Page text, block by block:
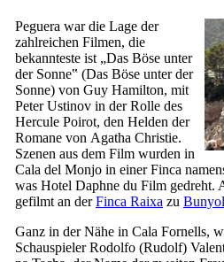
Peguera war die Lage der
zahlreichen Filmen, die
bekannteste ist „Das Böse unter
der Sonne‟ (Das Böse unter der
Sonne) von Guy Hamilton, mit
Peter Ustinov in der Rolle des
Hercule Poirot, den Helden der
Romane von Agatha Christie.
Szenen aus dem Film wurden in
Cala del Monjo in einerFinca
was Hotel Daphne du Film gedreht.
gefilmt an derFinca Raixa zu
Ganz in der Nähe in Cala Fornells,
SchauspielerRodolfo (Rudolf)